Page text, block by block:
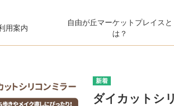
用案内
自由が丘マーケットプレイスと
は？
ダイカットシ